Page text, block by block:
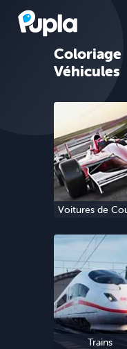
Coloriage
Véhicules
Voitures de
Trains